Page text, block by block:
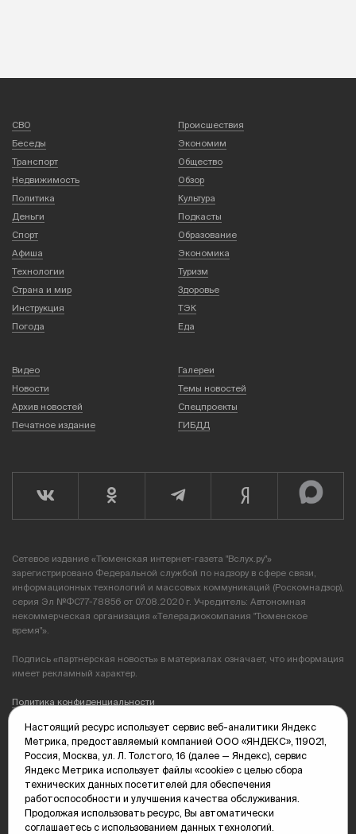
СВО
Происшествия
Беседы
Экономим
Транспорт
Общество
Недвижимость
Обзор
Политика
Культура
Деньги
Подкасты
Спорт
Образование
Афиша
Экономика
Технологии
Туризм
Страна и мир
Здоровье
Инструкция
ТЭК
Погода
Еда
Видео
Галереи
Новости
Темы новостей
Архив новостей
Спецпроекты
Печатное издание
ГИБДД
Сетевое издание «Тюменская интернет-газета "Вслух.ру"»
зарегистрировано Федеральной службой по надзору в сфере связи,
информационных технологий и массовых коммуникаций (Роскомнадзор),
серия Эл №ФС77-78856 от 07.08.2020 г. Учредитель: Автономная
некоммерческая организация «Телерадиокомпания "Тюменское
время"».
Подпись «партнерская новость» в материалах означает, что информация
имеет рекламный характер.
Политика конфиденциальности
Редакция: 625035, Тюмень, пр. Геологоразведчиков, 28А
(3452) 68-89-05
edit@vsluh.ru
Главный редактор: Панкина Т.Ю.
kika@vsluh.ru
Настоящий ресурс использует сервис веб-аналитики Яндекс
Метрика, предоставляемый компанией ООО «ЯНДЕКС», 119021,
Россия, Москва, ул. Л. Толстого, 16 (далее — Яндекс), сервис
Яндекс Метрика использует файлы «cookie» с целью сбора
технических данных посетителей для обеспечения
работоспособности и улучшения качества обслуживания.
Продолжая использовать ресурс, Вы автоматически
соглашаетесь с использованием данных технологий.